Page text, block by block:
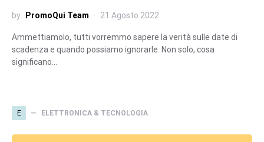
by PromoQui Team 21 Agosto 2022
Ammettiamolo, tutti vorremmo sapere la verità sulle date di
scadenza e quando possiamo ignorarle. Non solo, cosa
significano…
E ELETTRONICA & TECNOLOGIA